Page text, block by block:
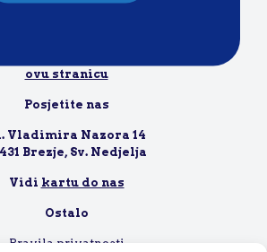
ovu stranicu
Posjetite nas
Vladimira Nazora 14
Brezje, Sv. Nedjelja
Vidi kartu do nas
Ostalo
Pravila privatnosti